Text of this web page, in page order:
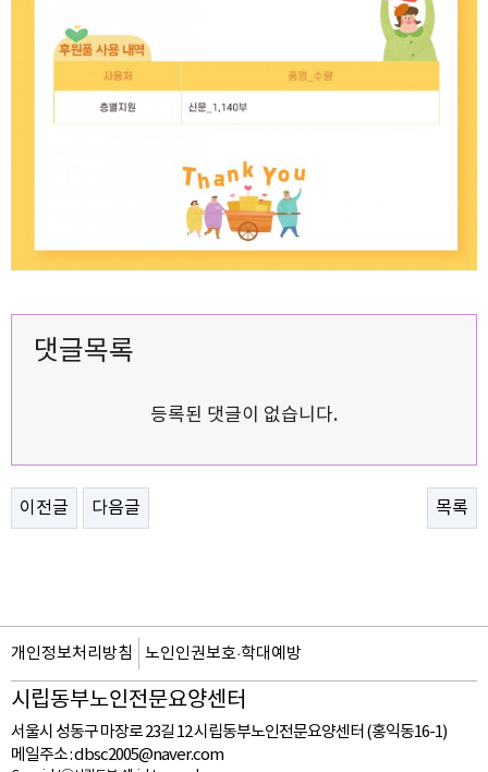
댓글목록
등록된 댓글이 없습니다.
이전글 다음글 목록
개인정보처리방침 노인인권보호·학대예방
시립동부노인전문요양센터
서울시 성동구 마장로 23길 12 시립동부노인전문요양센터 (홍익동16-1)
메일주소 :dbsc2005@naver.com